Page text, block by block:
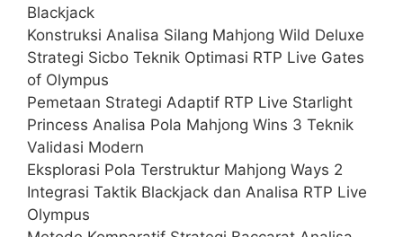
Blackjack
Konstruksi Analisa Silang Mahjong Wild Deluxe
Strategi Sicbo Teknik Optimasi RTP Live Gates
of Olympus
Pemetaan Strategi Adaptif RTP Live Starlight
Princess Analisa Pola Mahjong Wins 3 Teknik
Validasi Modern
Eksplorasi Pola Terstruktur Mahjong Ways 2
Integrasi Taktik Blackjack dan Analisa RTP Live
Olympus